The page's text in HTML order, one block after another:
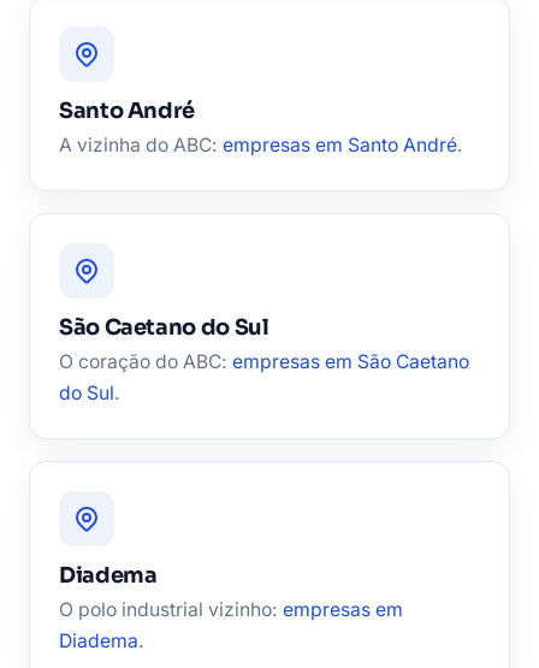
Santo André
A vizinha do ABC: empresas em Santo André.
São Caetano do Sul
O coração do ABC: empresas em São Caetano
do Sul.
Diadema
O polo industrial vizinho: empresas em
Diadema.